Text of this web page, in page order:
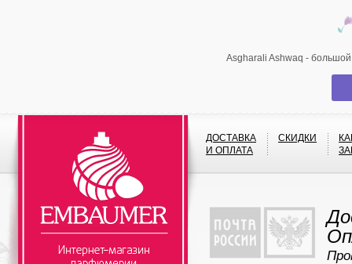
Asgharali Ashwaq -
ДОСТАВКА
И ОПЛАТА
СКИДКИ